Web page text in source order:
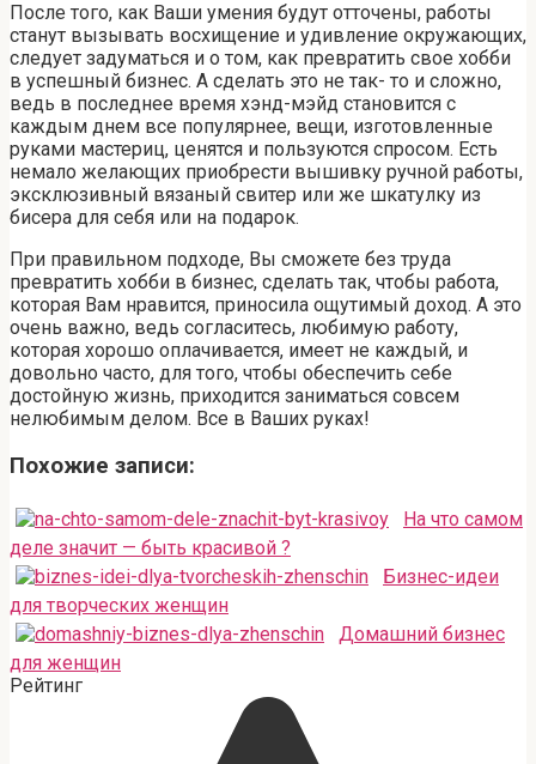
После того, как Ваши умения будут отточены, работы
станут вызывать восхищение и удивление окружающих,
следует задуматься и о том, как превратить свое хобби
в успешный бизнес. А сделать это не так- то и сложно,
ведь в последнее время хэнд-мэйд становится с
каждым днем все популярнее, вещи, изготовленные
руками мастериц, ценятся и пользуются спросом. Есть
немало желающих приобрести вышивку ручной работы,
эксклюзивный вязаный свитер или же шкатулку из
бисера для себя или на подарок.
При правильном подходе, Вы сможете без труда
превратить хобби в бизнес, сделать так, чтобы работа,
которая Вам нравится, приносила ощутимый доход. А это
очень важно, ведь согласитесь, любимую работу,
которая хорошо оплачивается, имеет не каждый, и
довольно часто, для того, чтобы обеспечить себе
достойную жизнь, приходится заниматься совсем
нелюбимым делом. Все в Ваших руках!
Похожие записи:
На что самом
деле значит — быть красивой ?
Бизнес-идеи
для творческих женщин
Домашний бизнес
для женщин
Рейтинг